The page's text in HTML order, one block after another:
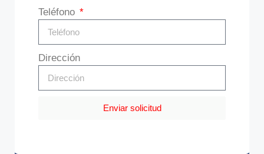
Teléfono
Dirección
Enviar solicitud